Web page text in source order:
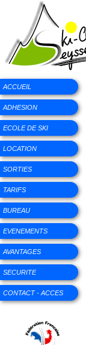
ACCUEIL
ADHESION
ECOLE DE SKI
LOCATION
SORTIES
TARIFS
BUREAU
EVENEMENTS
AVANTAGES
SECURITE
CONTACT - ACCES